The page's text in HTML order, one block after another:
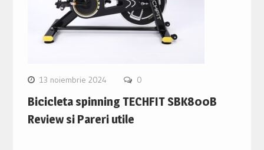
13 noiembrie 2024 0
Bicicleta spinning TECHFIT SBK800B
Review si Pareri utile